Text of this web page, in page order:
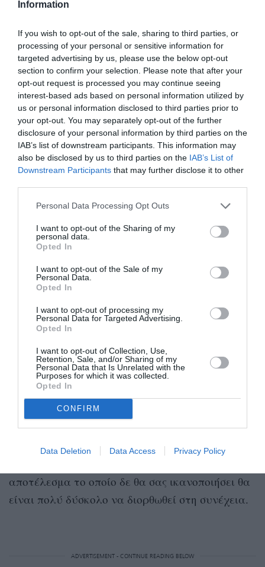
Information
If you wish to opt-out of the sale, sharing to third parties, or
processing of your personal or sensitive information for
targeted advertising by us, please use the below opt-out
section to confirm your selection. Please note that after your
opt-out request is processed you may continue seeing
interest-based ads based on personal information utilized by
us or personal information disclosed to third parties prior to
your opt-out. You may separately opt-out of the further
disclosure of your personal information by third parties on the
IAB’s list of downstream participants. This information may
also be disclosed by us to third parties on the IAB’s List of
Downstream Participants that may further disclose it to other
Personal Data Processing Opt Outs
I want to opt-out of the Sharing of my
personal data.
Opted In
I want to opt-out of the Sale of my
Personal Data.
Opted In
I want to opt-out of processing my
Personal Data for Targeted Advertising.
Opted In
I want to opt-out of Collection, Use,
Retention, Sale, and/or Sharing of my
Personal Data that Is Unrelated with the
Purposes for which it was collected.
Opted In
CONFIRM
Data Deletion Data Access Privacy Policy
• Είναι σημαντικό η τεχνικός σας να γνωρίζει
πλήρως όλες τις επιπτώσεις της διαδικασίας και
να σας τις γνωστοποιήσει κατά τη διάρκεια της
ενημέρωσής σας.
• Βεβαιωθείτε ότι είστε πολύ ικανοποιημένες με
ότι μπορείτε να περιμένετε από το Μόνιμο
Μακιγιάζ, τόσο από την ίδια της διαδικασία όσο
και το τελικό αποτέλεσμα.
• Είναι σημαντικό να μην δίνονται
παραπλανητικές πληροφορίες ως προς τη
διάρκεια του χρόνου ότι η χρωστική ουσία θα
παραμείνει στο δέρμα.
από τους πελάτες που έχουν ήδη κάνει Μόνιμο
μακιγιάζ.
• Βεβαιωθείτε ότι συμφωνείτε στο σχέδιο που
σας έχει προταθεί και να θυμάστε ότι το
αποτέλεσμα της θεραπείας θα ποικίλλει από τον
έναν πελάτη στον άλλο.
Είναι πολύ σημαντικό, να κάνετε τη σωστή
αποτέλεσμα το οποίο δε θα σας ικανοποιήσει θα
είναι πολύ δύσκολο να διορθωθεί στη συνέχεια.
ADVERTISEMENT - CONTINUE READING BELOW